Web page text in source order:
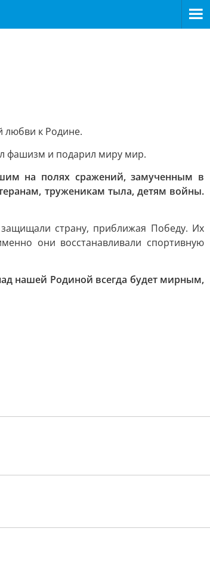
любви к Родине.
фашизм и подарил миру мир.
на полях сражений, замученным в
труженикам тыла, детям войны.
страну, приближая Победу. Их
они восстанавливали спортивную
нашей Родиной всегда будет мирным,